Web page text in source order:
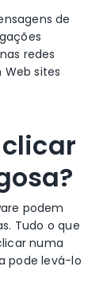
de
redes
sites
podem
Tudo o que
numa
pode levá-lo